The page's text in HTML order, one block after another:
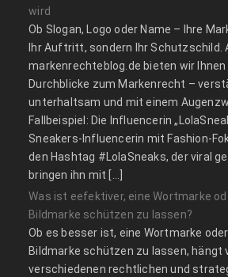
wird
Ob Slogan, Logo oder Name – Ihre
Ihr Auftritt, sondern Ihr Schutzschild.
markenrechteblog.de bieten wir
Durchblicke zum Markenrecht –
unterhaltsam und mit einem
Fallbeispiel: Die Influencerin
Sneakers-Influencerin mit Fashion-
den Hashtag #LolaSneaks, der viral
bringen ihn mit […]
Was ist eefektiver, eine Wortmarke
Bildmarke schützen zu lassen?
Ob es besser ist, eine Wortmarke
Bildmarke schützen zu lassen, hängt
verschiedenen rechtlichen und